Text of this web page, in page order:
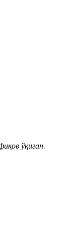
ўқиган.